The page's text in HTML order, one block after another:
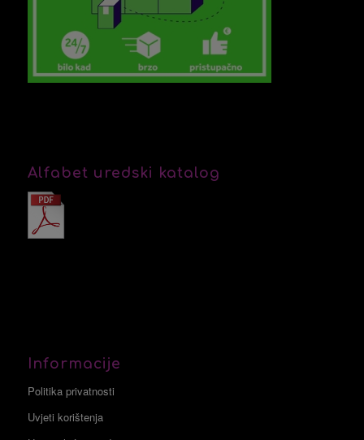
Alfabet uredski katalog
Informacije
Politika privatnosti
Uvjeti korištenja